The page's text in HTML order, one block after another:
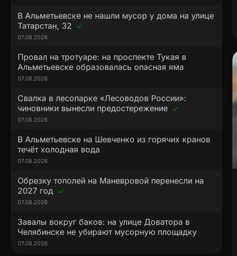
В Альметьевске не нашли мусор у дома на улице
Татарстан, 32
07.08.2026
Провал на тротуаре: на проспекте Тукая в
Альметьевске образовалась опасная яма
07.08.2026
Свалка в лесопарке «Лесоводов России»:
чиновники вынесли предостережение
07.08.2026
В Альметьевске на Шевченко из горячих кранов
течёт холодная вода
07.08.2026
Обрезку тополей на Маневровой перенесли на
2027 год
07.08.2026
Завалы вокруг баков: на улице Доватора в
Челябинске не убирают мусорную площадку
07.08.2026